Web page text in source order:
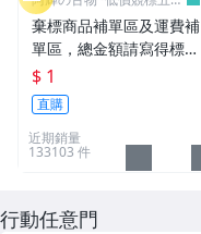
日結標
棄標商品補單區及運費補
單區，總金額請寫得標商
品金額，運費請寫棄標商
品原設定之運費
$ 1
直購
近期銷量
133103 件
行動任意門